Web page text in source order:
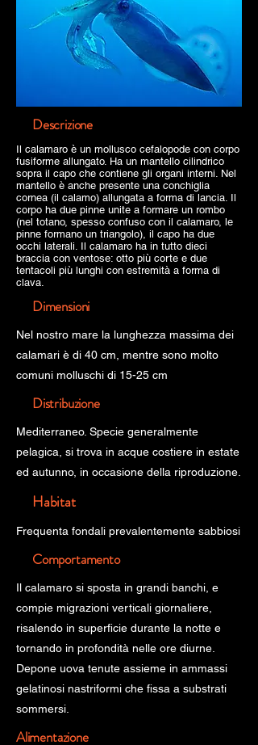
Descrizione
Il calamaro è un mollusco cefalopode con corpo
fusiforme allungato. Ha un mantello cilindrico
sopra il capo che contiene gli organi interni. Nel
mantello è anche presente una conchiglia
cornea (il calamo) allungata a forma di lancia. Il
corpo ha due pinne unite a formare un rombo
(nel totano, spesso confuso con il calamaro, le
pinne formano un triangolo), il capo ha due
occhi laterali. Il calamaro ha in tutto dieci
braccia con ventose: otto più corte e due
tentacoli più lunghi con estremità a forma di
clava.
Dimensioni
Nel nostro mare la lunghezza massima dei
calamari è di 40 cm, mentre sono molto
comuni molluschi di 15-25 cm
Distribuzione
Mediterraneo. Specie generalmente
pelagica, si trova in acque costiere in estate
ed autunno, in occasione della riproduzione.
Habitat
Frequenta fondali prevalentemente sabbiosi
Comportamento
Il calamaro si sposta in grandi banchi, e
compie migrazioni verticali giornaliere,
risalendo in superficie durante la notte e
tornando in profondità nelle ore diurne.
Depone uova tenute assieme in ammassi
gelatinosi nastriformi che fissa a substrati
sommersi.
Alimentazione